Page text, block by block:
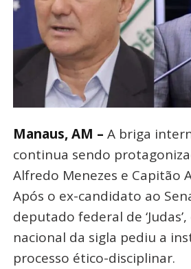
Manaus, AM – A briga
continua sendo
Alfredo Menezes e Capitão
Após o ex-candidato ao
deputado federal de
nacional da sigla pediu a
processo ético-disciplinar.